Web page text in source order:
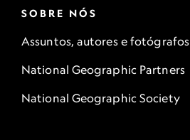
SOBRE NÓS
Assuntos, autores e fotógrafos
National Geographic Partners
National Geographic Society